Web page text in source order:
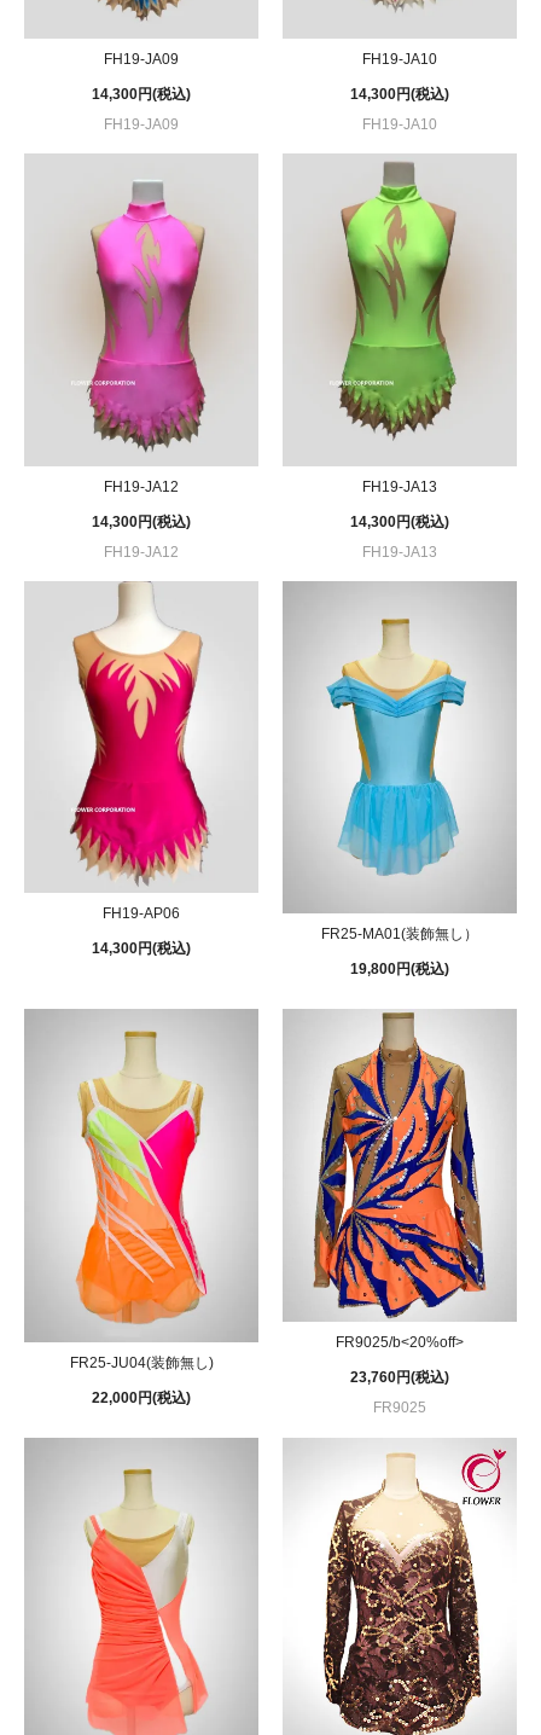
FH19-JA09
14,300円(税込)
FH19-JA09
FH19-JA10
14,300円(税込)
FH19-JA10
FH19-JA12
14,300円(税込)
FH19-JA12
FH19-JA13
14,300円(税込)
FH19-JA13
FH19-AP06
14,300円(税込)
FR25-MA01(装飾無し）
19,800円(税込)
FR25-JU04(装飾無し)
22,000円(税込)
FR9025/b<20%off>
23,760円(税込)
FR9025